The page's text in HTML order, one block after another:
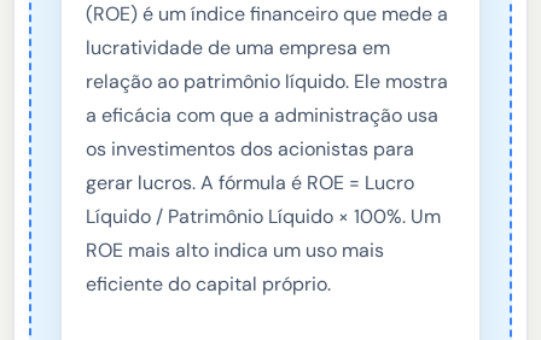
(ROE) é um índice financeiro que mede a
lucratividade de uma empresa em
relação ao patrimônio líquido. Ele mostra
a eficácia com que a administração usa
os investimentos dos acionistas para
gerar lucros. A fórmula é ROE = Lucro
Líquido / Patrimônio Líquido × 100%. Um
ROE mais alto indica um uso mais
eficiente do capital próprio.